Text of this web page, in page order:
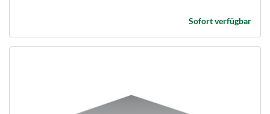
Sofort verfügbar